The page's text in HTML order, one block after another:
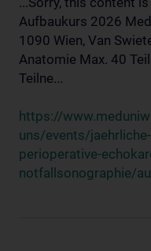
Aufbaukurs 2026
1090 Wien, Van
Anatomie Max. 40
Teilne...
https://
uns/events/
perioperative-
notfallsonographie/